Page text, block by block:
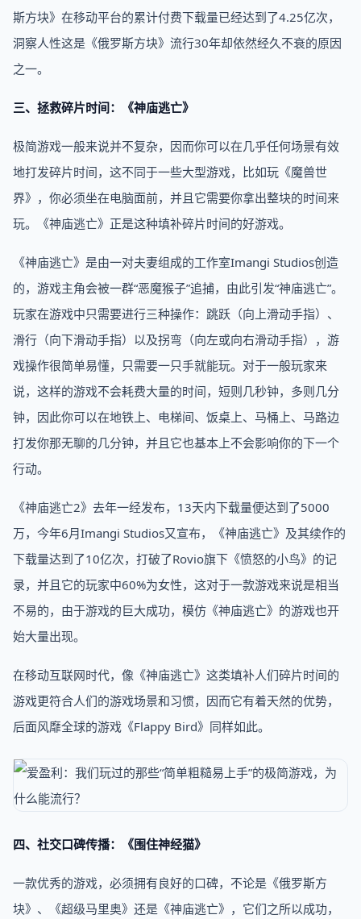
斯方块》在移动平台的累计付费下载量已经达到了4.25亿次，
洞察人性这是《俄罗斯方块》流行30年却依然经久不衰的原因
之一。
三、拯救碎片时间：《神庙逃亡》
极简游戏一般来说并不复杂，因而你可以在几乎任何场景有效
地打发碎片时间，这不同于一些大型游戏，比如玩《魔兽世
界》，你必须坐在电脑面前，并且它需要你拿出整块的时间来
玩。《神庙逃亡》正是这种填补碎片时间的好游戏。
《神庙逃亡》是由一对夫妻组成的工作室Imangi Studios创造
的，游戏主角会被一群“恶魔猴子”追捕，由此引发“神庙逃亡”。
玩家在游戏中只需要进行三种操作：跳跃（向上滑动手指）、
滑行（向下滑动手指）以及拐弯（向左或向右滑动手指），游
戏操作很简单易懂，只需要一只手就能玩。对于一般玩家来
说，这样的游戏不会耗费大量的时间，短则几秒钟，多则几分
钟，因此你可以在地铁上、电梯间、饭桌上、马桶上、马路边
打发你那无聊的几分钟，并且它也基本上不会影响你的下一个
行动。
《神庙逃亡2》去年一经发布，13天内下载量便达到了5000
万，今年6月Imangi Studios又宣布，《神庙逃亡》及其续作的
下载量达到了10亿次，打破了Rovio旗下《愤怒的小鸟》的记
录，并且它的玩家中60%为女性，这对于一款游戏来说是相当
不易的，由于游戏的巨大成功，模仿《神庙逃亡》的游戏也开
始大量出现。
在移动互联网时代，像《神庙逃亡》这类填补人们碎片时间的
游戏更符合人们的游戏场景和习惯，因而它有着天然的优势，
后面风靡全球的游戏《Flappy Bird》同样如此。
四、社交口碑传播：《围住神经猫》
一款优秀的游戏，必须拥有良好的口碑，不论是《俄罗斯方
块》、《超级马里奥》还是《神庙逃亡》，它们之所以成功，